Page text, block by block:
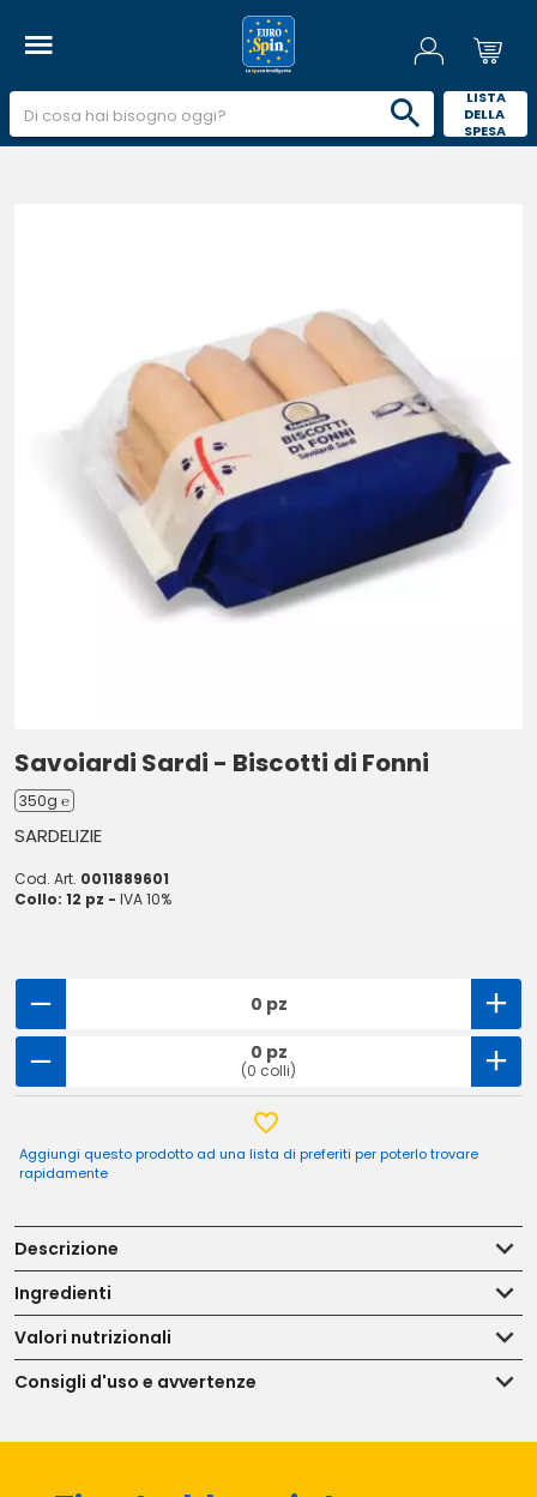
LISTA
DELLA
SPESA
Savoiardi Sardi - Biscotti di Fonni
350g ℮
SARDELIZIE
Cod. Art. 0011889601
Collo: 12 pz - IVA 10%
0 pz
0 pz
(0 colli)
Aggiungi questo prodotto ad una lista di preferiti per poterlo trovare
rapidamente
Descrizione
Ingredienti
Valori nutrizionali
Consigli d'uso e avvertenze